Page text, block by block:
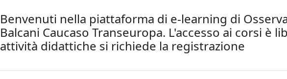
Benvenuti nella piattaforma di e-learning di
Balcani Caucaso Transeuropa. L'accesso ai corsi è
attività didattiche si richiede la registrazione